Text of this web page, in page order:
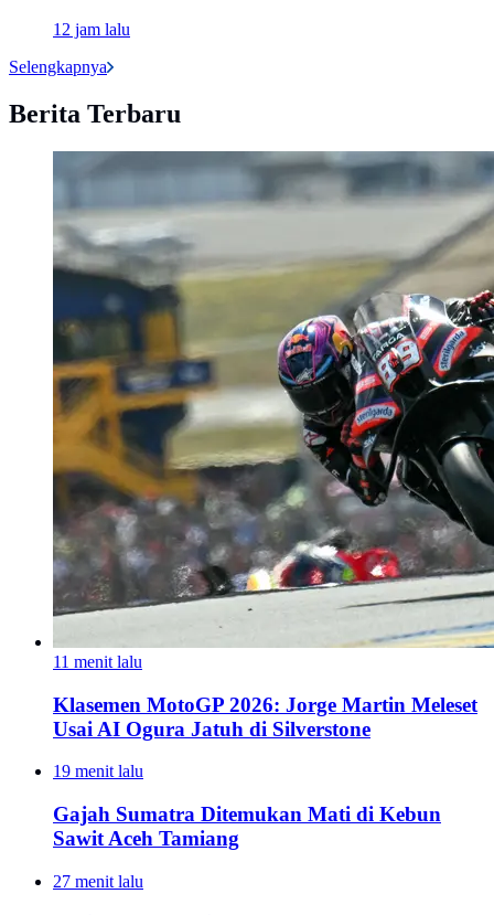
12 jam lalu
Selengkapnya
Berita Terbaru
11 menit lalu
Klasemen MotoGP 2026: Jorge Martin Meleset
Usai AI Ogura Jatuh di Silverstone
19 menit lalu
Gajah Sumatra Ditemukan Mati di Kebun
Sawit Aceh Tamiang
27 menit lalu